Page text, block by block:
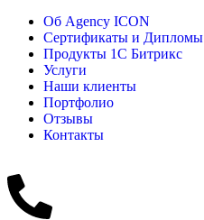
Об Agency ICON
Сертификаты и Дипломы
Продукты 1С Битрикс
Услуги
Наши клиенты
Портфолио
Отзывы
Контакты